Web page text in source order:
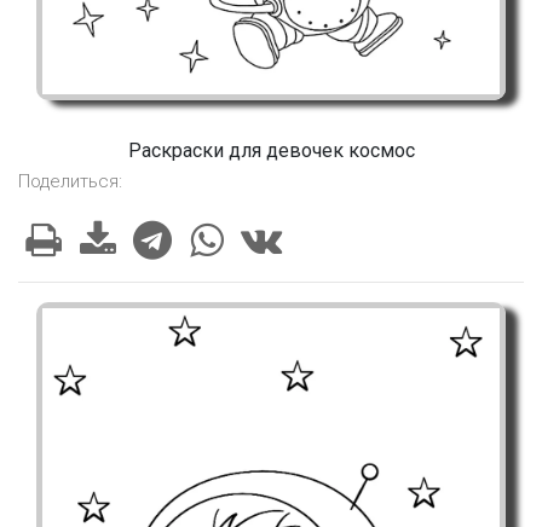
Раскраски для девочек космос
Поделиться: